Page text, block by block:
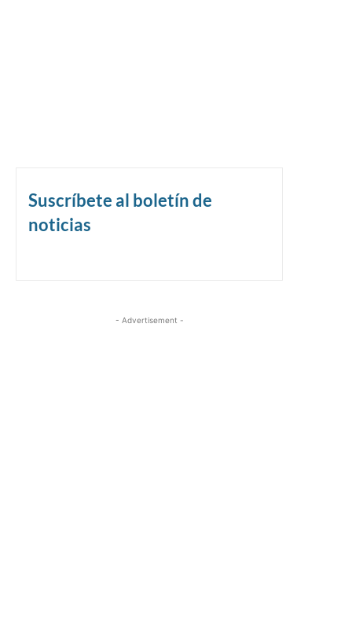
Suscríbete al boletín de
noticias
- Advertisement -